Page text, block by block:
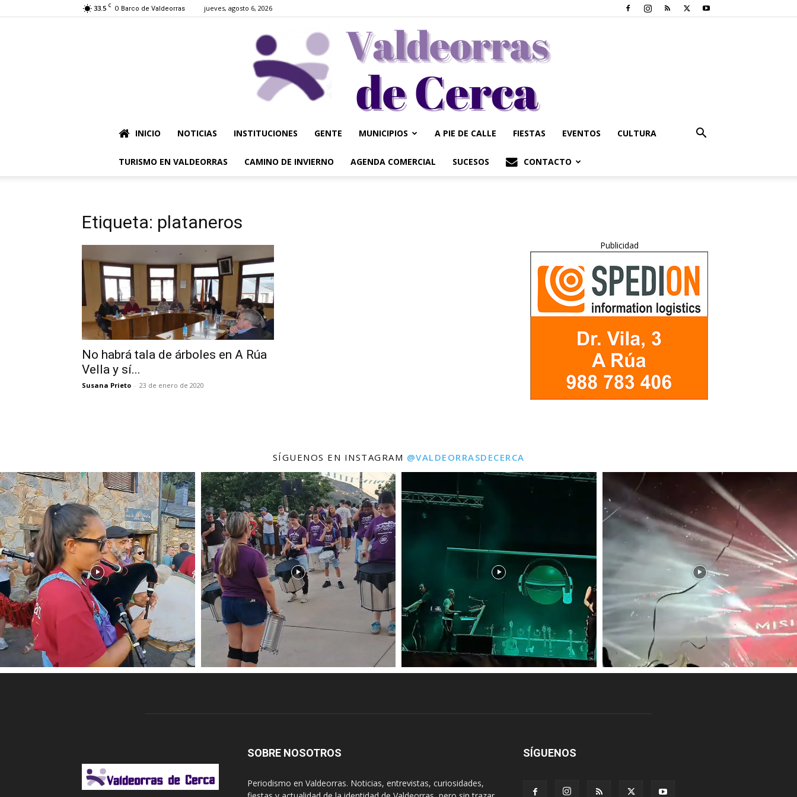
33.5 C O Barco de Valdeorras jueves, agosto 6, 2026
Valdeorrasdecerca
INICIO NOTICIAS INSTITUCIONES GENTE MUNICIPIOS A PIE DE CALLE FIESTAS EVENTOS CULTURA
TURISMO EN VALDEORRAS CAMINO DE INVIERNO AGENDA COMERCIAL SUCESOS CONTACTO
Etiqueta: plataneros
No habrá tala de árboles en A Rúa
Vella y sí...
Susana Prieto - 23 de enero de 2020
Publicidad
SÍGUENOS EN INSTAGRAM @VALDEORRASDECERCA
SOBRE NOSOTROS
Periodismo en Valdeorras. Noticias, entrevistas, curiosidades,
SÍGUENOS